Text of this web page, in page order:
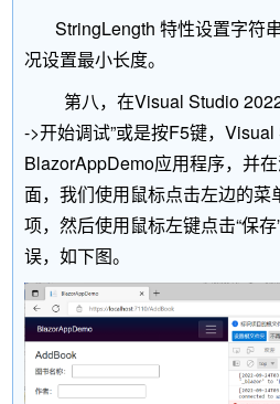
StringLength 特性设置字符
况设置最小长度。
第八，在Visual Studio 2022
->开始调试”或是按F5键，
BlazorAppDemo应用程序，并
面，我们使用鼠标点击左边的菜
项，然后使用鼠标左键点击“保
误，如下图。